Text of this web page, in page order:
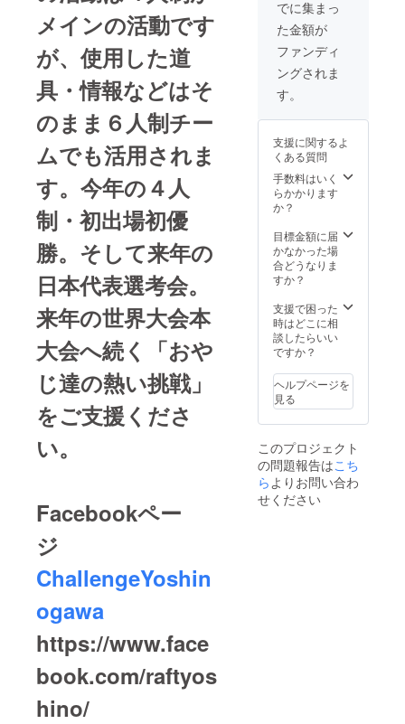
メインの活動です
が、使用した道
具・情報などはそ
のまま６人制チー
ムでも活用されま
す。今年の４人
制・初出場初優
勝。そして来年の
日本代表選考会。
来年の世界大会本
大会へ続く「おや
じ達の熱い挑戦」
をご支援くださ
い。
Facebookペー
ジ
ChallengeYoshin
ogawa
https://www.face
book.com/raftyos
hino/
2016年
11月8日
以降、
2016年
年末迄
きな日
案内し
ます。
ご予定
があわ
参加で
きない
場合
ヤック
初心者
でも経
験者で
（レベ
ルや種
目に
よって
ロー
ム・フ
リース
タイ
ル・ダ
でに集まっ
た金額が
ファンディ
ングされま
す。
支援に関するよ
くある質問
手数料はいく
らかかります
か？
目標金額に届
かなかった場
合どうなりま
すか？
支援で困った
時はどこに相
談したらいい
ですか？
ヘルプページを
見る
このプロジェクト
の問題報告はこち
らよりお問い合わ
せください